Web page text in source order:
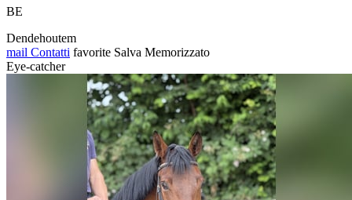
BE
Dendehoutem
mail Contatti favorite Salva Memorizzato
Eye-catcher